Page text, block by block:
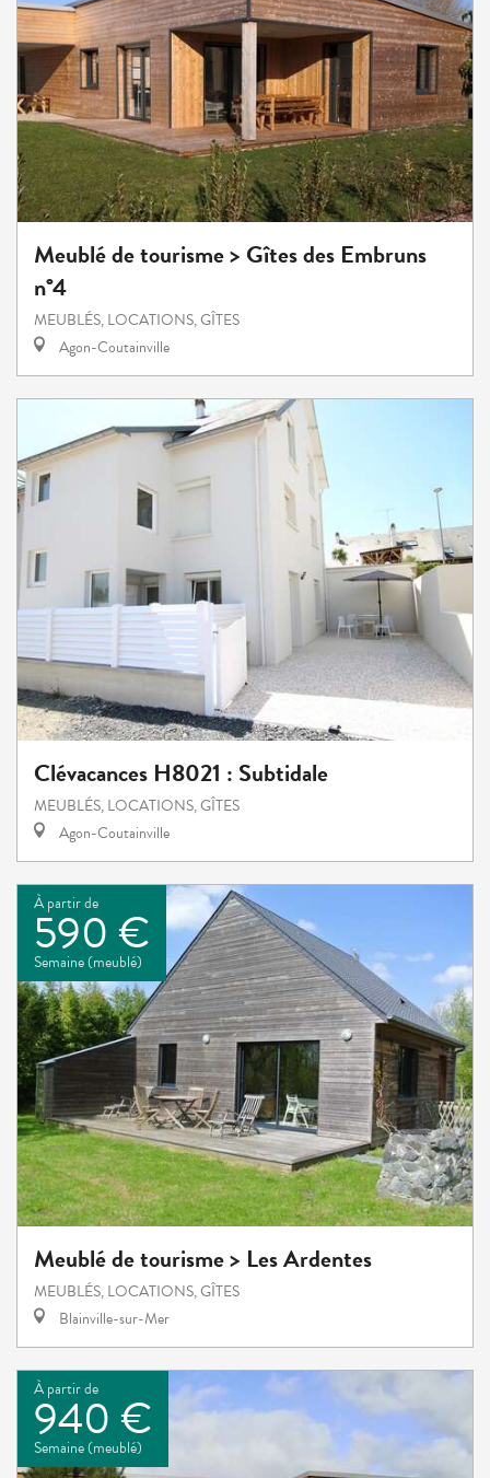
Meublé de tourisme > Gîtes des Embruns
n°4
MEUBLÉS, LOCATIONS, GÎTES
Agon-Coutainville
Clévacances H8021 : Subtidale
MEUBLÉS, LOCATIONS, GÎTES
Agon-Coutainville
À partir de
590 €
Semaine (meublé)
Meublé de tourisme > Les Ardentes
MEUBLÉS, LOCATIONS, GÎTES
Blainville-sur-Mer
À partir de
940 €
Semaine (meublé)